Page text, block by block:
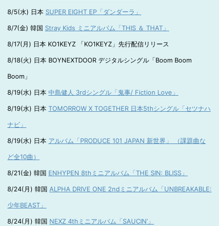
8/5(水) 日本 SUPER EIGHT EP「ダンダーラ」
8/7(金) 韓国 Stray Kids ミニアルバム「THIS ＆ THAT」
8/17(月) 日本 KO1KEYZ 「KO1KEYZ」先行配信リリース
8/18(火) 日本 BOYNEXTDOOR デジタルシングル「Boom Boom
Boom」
8/19(水) 日本 中島健人 3rdシングル「鬼事/ Fiction Love」
8/19(水) 日本 TOMORROW X TOGETHER 日本5thシングル「セツナハ
ナビ」
8/19(水) 日本 アルバム「PRODUCE 101 JAPAN 新世界」 （課題曲な
ど全10曲）
8/21(金) 韓国 ENHYPEN 8thミニアルバム「THE SIN: BLISS」
8/24(月) 韓国 ALPHA DRIVE ONE 2ndミニアルバム「UNBREAKABLE:
少年BEAST」
8/24(月) 韓国 NEXZ 4thミニアルバム「SAUCIN’」